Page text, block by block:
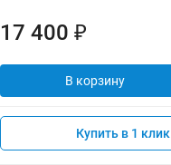
17 400 ₽
В корзину
Купить в 1 клик